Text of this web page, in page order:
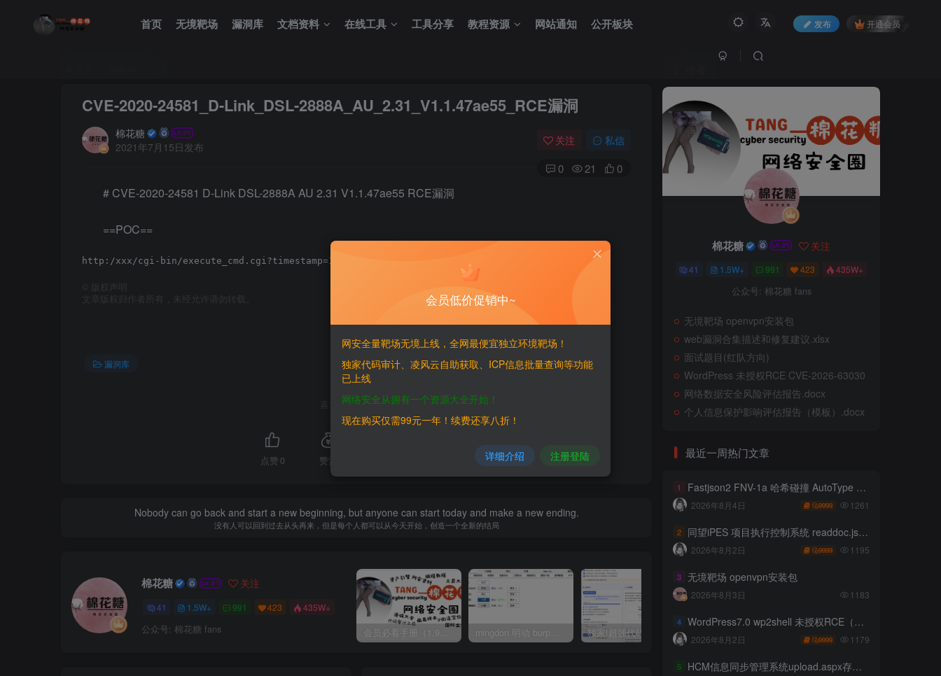
首页 无境靶场 漏洞库 文档资料 在线工具 工具分享 教程资源 网站通知 公开板块 发布 开通会员
CVE-2020-24581_D-Link_DSL-2888A_AU_2.31_V1.1.47ae55_RCE漏洞
棉花糖
2021年7月15日发布
关注 私信
0 21 0
# CVE-2020-24581 D-Link DSL-2888A AU 2.31 V1.1.47ae55 RCE漏洞
==POC==
版权声明
文章版权归作者所有，未经允许请勿转载。
漏洞库
喜欢就支持一下吧
点赞 0 赞赏
Nobody can go back and start a new beginning, but anyone can start today and make a new ending.
没有人可以回到过去从头再来，但是每个人都可以从今天开始，创造一个全新的结局
棉花糖 关注
41 1.5W+ 991 423 435W+
公众号: 棉花糖 fans
棉花糖 关注
41 1.5W+ 991 423 435W+
公众号: 棉花糖 fans
无境靶场 openvpn安装包
web漏洞合集描述和修复建议.xlsx
面试题目(红队方向)
WordPress 未授权RCE CVE-2026-63030
网络数据安全风险评估报告.docx
个人信息保护影响评估报告（模板）.docx
最近一周热门文章
1 Fastjson2 FNV-1a 哈希碰撞 AutoType 绕过远程代码执行
2026年8月4日 9999 1261
2 同望iPES 项目执行控制系统 readdoc.jsp存在任意文件读取
2026年8月2日 9999 1195
3 无境靶场 openvpn安装包
2026年8月3日 1183
4 WordPress7.0 wp2shell 未授权RCE（CVE-2026-63030 CVE-2026-60137）
2026年8月2日 9999 1179
5 HCM信息同步管理系统upload.aspx存在任意文件上传
会员低价促销中~
网安全量靶场无境上线，全网最便宜独立环境靶场！
独家代码审计、凌风云自助获取、ICP信息批量查询等功能
已上线
网络安全从拥有一个资源大全开始！
现在购买仅需99元一年！续费还享八折！
详细介绍 注册登陆